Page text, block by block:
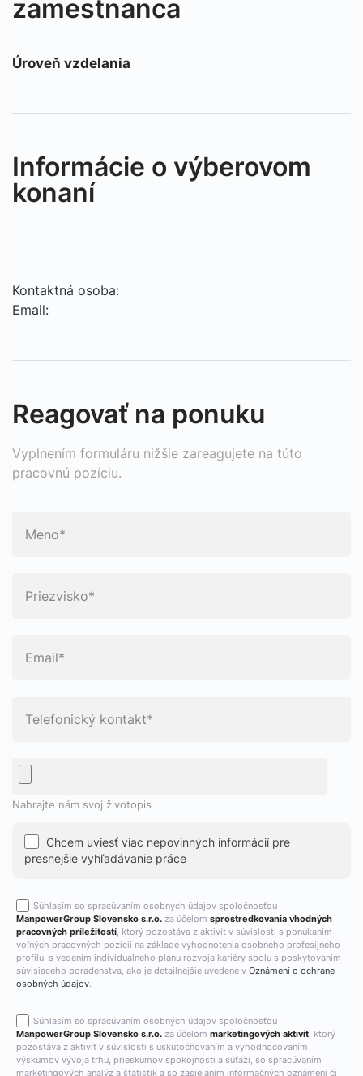
zamestnanca
Úroveň vzdelania
Informácie o výberovom
konaní
Kontaktná osoba:
Email:
Reagovať na ponuku
Vyplnením formuláru nižšie zareagujete na túto
pracovnú pozíciu.
Nahrajte nám svoj životopis
Chcem uviesť viac nepovinných informácií pre
presnejšie vyhľadávanie práce
Súhlasím so spracúvaním osobných údajov spoločnosťou
ManpowerGroup Slovensko s.r.o. za účelom sprostredkovania vhodných
pracovných príležitostí, ktorý pozostáva z aktivít v súvislosti s ponúkaním
voľných pracovných pozícií na základe vyhodnotenia osobného profesijného
profilu, s vedením individuálneho plánu rozvoja kariéry spolu s poskytovaním
súvisiaceho poradenstva, ako je detailnejšie uvedené v Oznámení o ochrane
osobných údajov.
Súhlasím so spracúvaním osobných údajov spoločnosťou
ManpowerGroup Slovensko s.r.o. za účelom marketingových aktivít, ktorý
pozostáva z aktivít v súvislosti s uskutočňovaním a vyhodnocovaním
výskumov vývoja trhu, prieskumov spokojnosti a súťaží, so spracúvaním
marketingových analýz a štatistík a so zasielaním informačných oznámení či